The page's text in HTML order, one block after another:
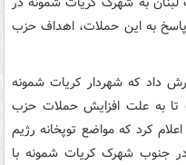
به این حملات، اهداف حزب
داد که شهردار کریات شمونه
تا به علت افزایش حملات حزب
کرد که مواضع توپخانه رژیم
در جنوب شهرک کریات شمونه با